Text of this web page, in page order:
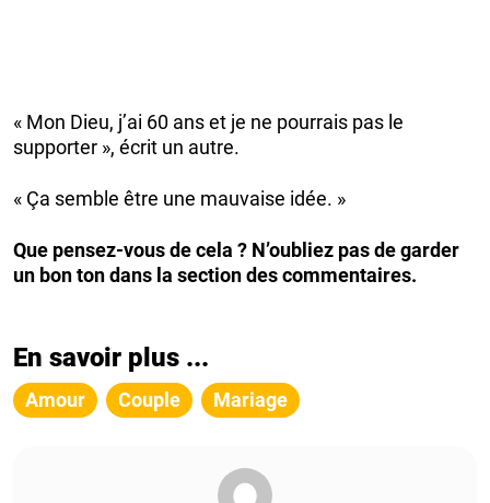
« Mon Dieu, j’ai 60 ans et je ne pourrais pas le
supporter », écrit un autre.
« Ça semble être une mauvaise idée. »
Que pensez-vous de cela ? N’oubliez pas de garder
un bon ton dans la section des commentaires.
En savoir plus ...
Amour Couple Mariage